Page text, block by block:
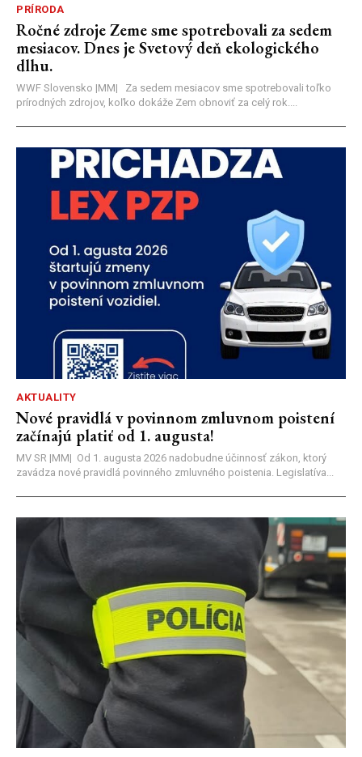
PRÍRODA
Ročné zdroje Zeme sme spotrebovali za sedem
mesiacov. Dnes je Svetový deň ekologického
dlhu.
WWF Slovensko |MM| Za sedem mesiacov sme spotrebovali toľko
prírodných zdrojov, koľko dokáže Zem obnoviť za celý rok....
AKTUALITY
Nové pravidlá v povinnom zmluvnom poistení
začínajú platiť od 1. augusta!
MV SR |MM| Od 1. augusta 2026 nadobudne účinnosť zákon, ktorý
zavádza nové pravidlá povinného zmluvného poistenia. Legislatíva...